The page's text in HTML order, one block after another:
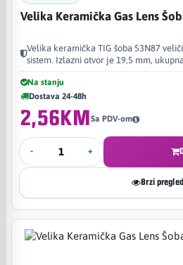
Velika Keramička Gas Lens
Velika keramička TIG šoba 53N87
sistem. Izlazni otvor je 19,5 mm,
Na stanju
Dostava 24-48h
2,56KMSa PDV-om
- +
Brzi pregled